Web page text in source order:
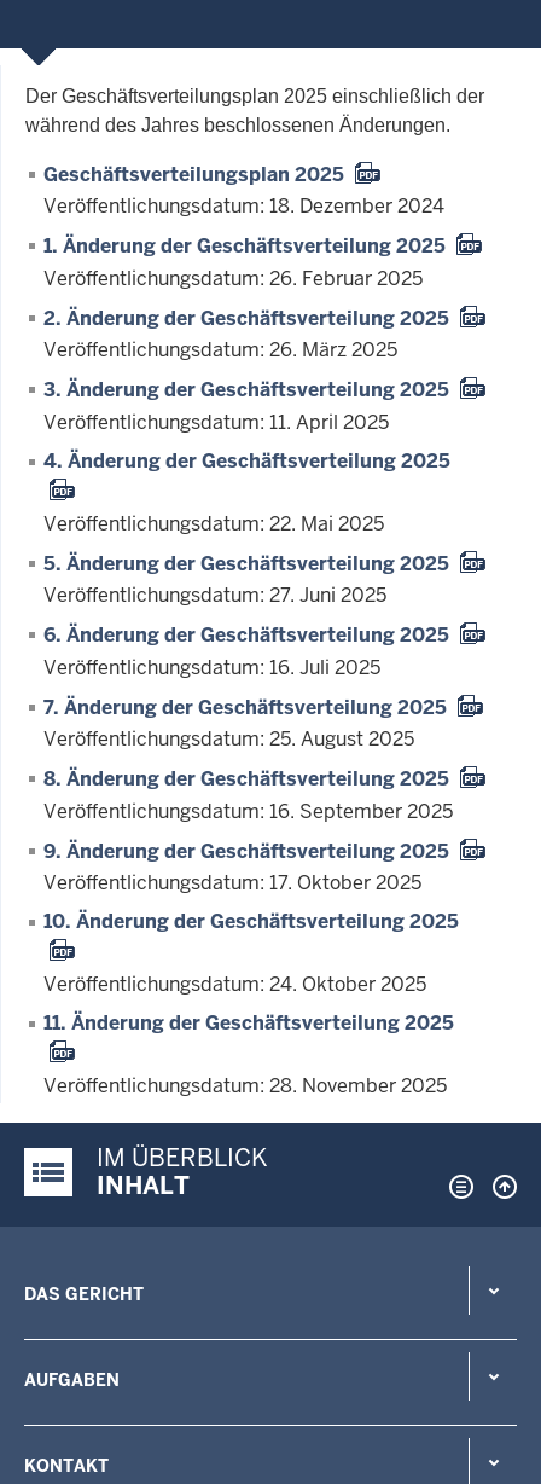
Der Geschäftsverteilungsplan 2025 einschließlich der
während des Jahres beschlossenen Änderungen.
Geschäftsverteilungsplan 2025
Veröffentlichungsdatum: 18. Dezember 2024
1. Änderung der Geschäftsverteilung 2025
Veröffentlichungsdatum: 26. Februar 2025
2. Änderung der Geschäftsverteilung 2025
Veröffentlichungsdatum: 26. März 2025
3. Änderung der Geschäftsverteilung 2025
Veröffentlichungsdatum: 11. April 2025
4. Änderung der Geschäftsverteilung 2025
Veröffentlichungsdatum: 22. Mai 2025
5. Änderung der Geschäftsverteilung 2025
Veröffentlichungsdatum: 27. Juni 2025
6. Änderung der Geschäftsverteilung 2025
Veröffentlichungsdatum: 16. Juli 2025
7. Änderung der Geschäftsverteilung 2025
Veröffentlichungsdatum: 25. August 2025
8. Änderung der Geschäftsverteilung 2025
Veröffentlichungsdatum: 16. September 2025
9. Änderung der Geschäftsverteilung 2025
Veröffentlichungsdatum: 17. Oktober 2025
10. Änderung der Geschäftsverteilung 2025
Veröffentlichungsdatum: 24. Oktober 2025
11. Änderung der Geschäftsverteilung 2025
Veröffentlichungsdatum: 28. November 2025
Justiz-Portal im Überblick:
IM ÜBERBLICK
INHALT
DAS GERICHT
AUFGABEN
KONTAKT